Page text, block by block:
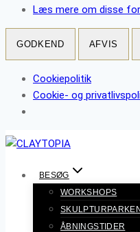
Læs mere om disse
GODKEND AFVIS
Cookiepolitik
Cookie- og
Fortsæt
BESØG
WORKSHOPS
ÅBNINGSTIDER